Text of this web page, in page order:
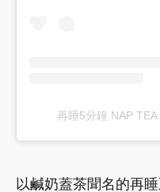
再睡5分鐘 NAP
以鹹奶蓋茶聞名的再